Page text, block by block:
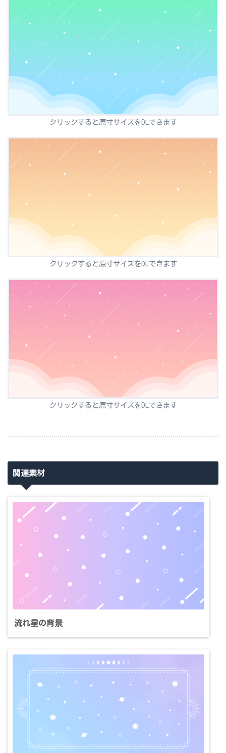
クリックすると原寸サイズをDLできます
クリックすると原寸サイズをDLできます
クリックすると原寸サイズをDLできます
関連素材
流れ星の背景